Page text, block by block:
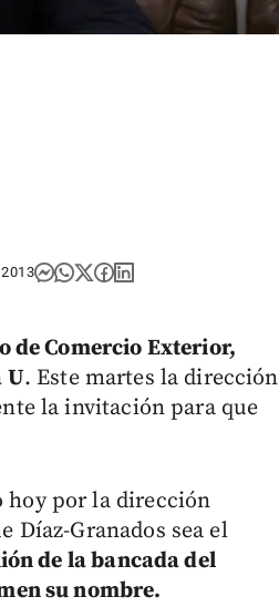
de Comercio Exterior,
U. Este martes la dirección
la invitación para que
hoy por la dirección
Díaz-Granados sea el
de la bancada del
su nombre.